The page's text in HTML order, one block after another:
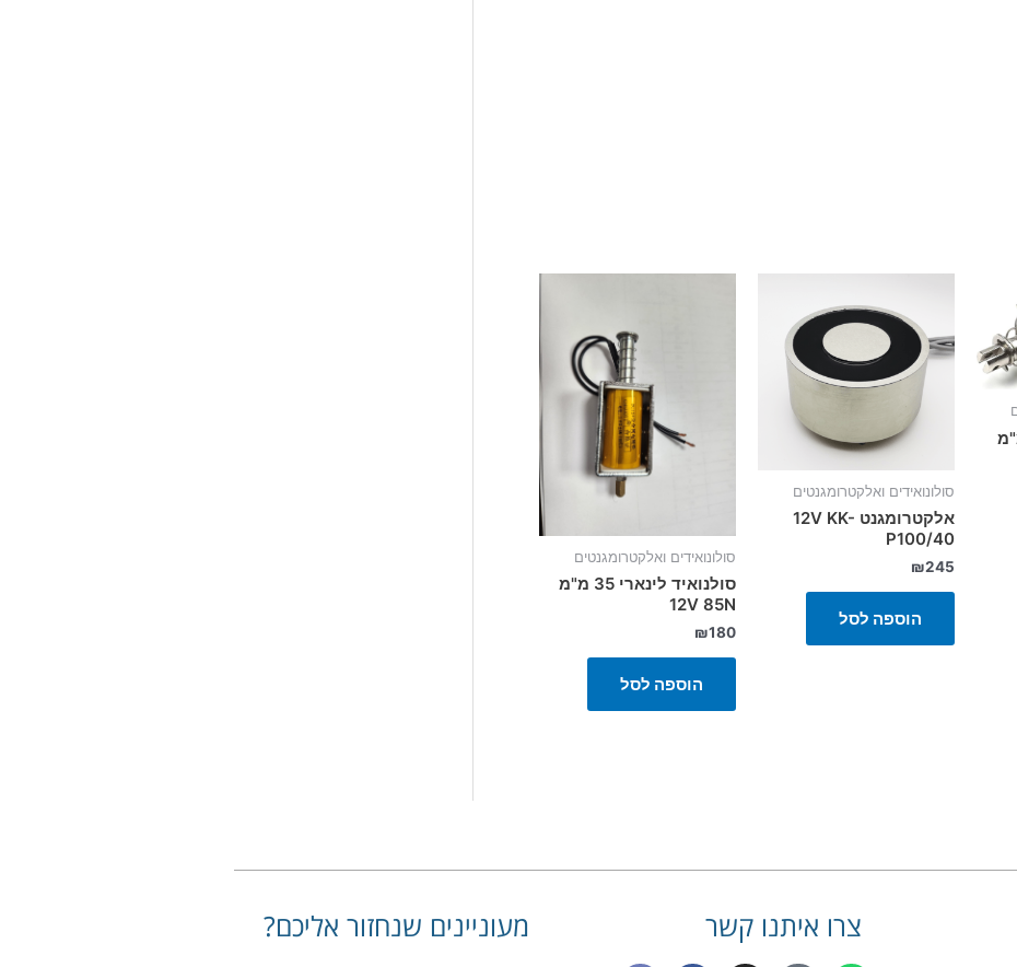
10 מ"מ
סולונואידים ואלקטרומגנטים
אלקטרומגנט 12V KK-
P100/40
₪245
הוספה לסל
סולונואידים ואלקטרומגנטים
סולנואיד לינארי 35 מ"מ
12V 85N
₪180
הוספה לסל
צרו איתנו קשר מעוניינים שנחזור אליכם?